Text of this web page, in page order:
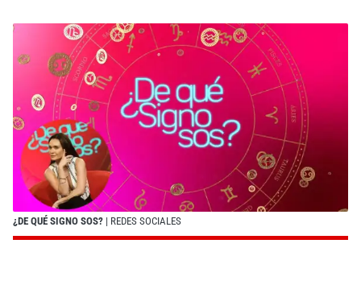
¿DE QUÉ SIGNO SOS? | REDES SOCIALES